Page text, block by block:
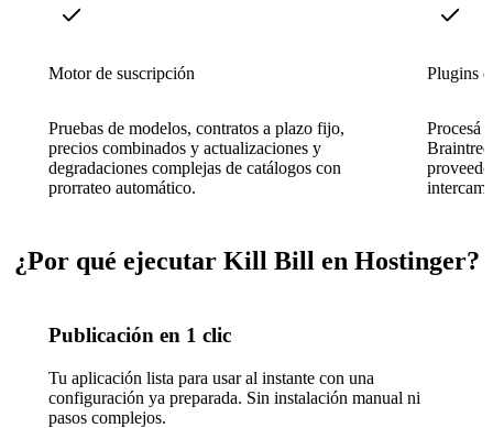
Motor de suscripción
Pruebas de modelos, contratos a plazo fijo,
precios combinados y actualizaciones y
degradaciones complejas de catálogos con
prorrateo automático.
Plugins
Procesá
¿Por qué ejecutar Kill Bill en Hostinger?
Publicación en 1 clic
Tu aplicación lista para usar al instante con una
configuración ya preparada. Sin instalación manual ni
pasos complejos.